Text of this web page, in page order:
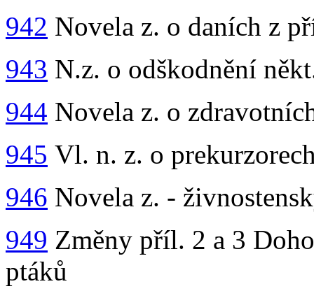
942 Novela z. o daních z
943 N.z. o odškodnění
944 Novela z. o
945 Vl. n. z. o
946 Novela z. -
949 Změny příl. 2 a 3
ptáků